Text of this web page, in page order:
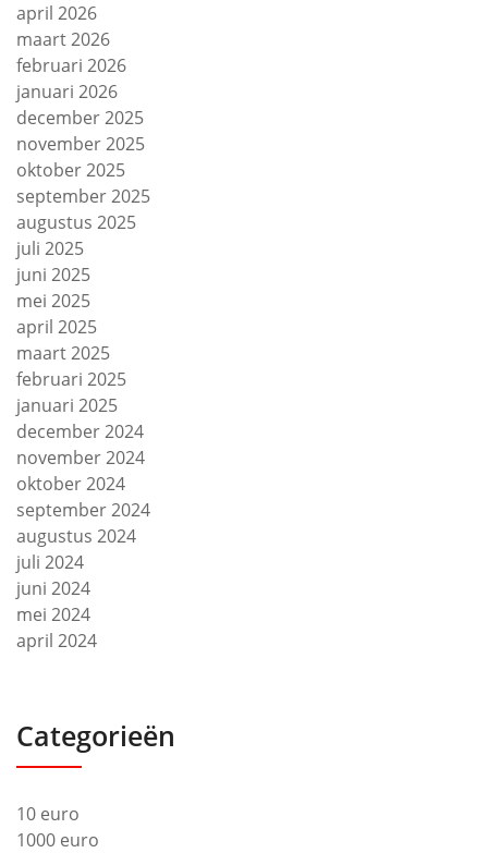
april 2026
maart 2026
februari 2026
januari 2026
december 2025
november 2025
oktober 2025
september 2025
augustus 2025
juli 2025
juni 2025
mei 2025
april 2025
maart 2025
februari 2025
januari 2025
december 2024
november 2024
oktober 2024
september 2024
augustus 2024
juli 2024
juni 2024
mei 2024
april 2024
Categorieën
10 euro
1000 euro